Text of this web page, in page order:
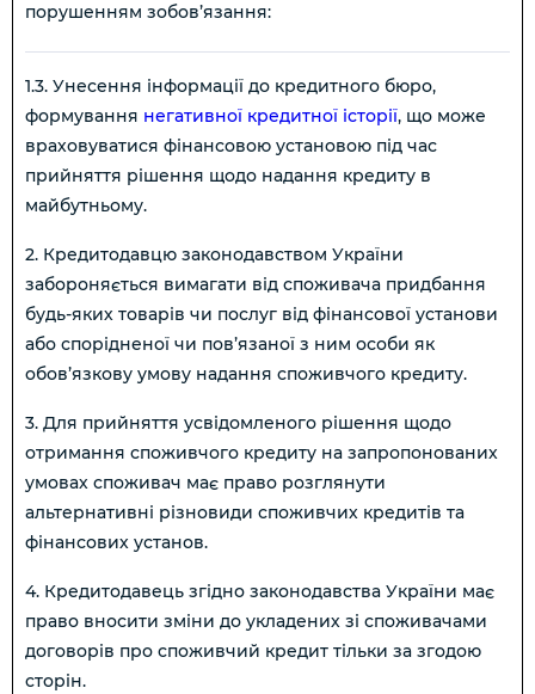
порушенням зобов’язання:
1.3. Унесення інформації до кредитного бюро,
формування негативної кредитної історії, що може
враховуватися фінансовою установою під час
прийняття рішення щодо надання кредиту в
майбутньому.
2. Кредитодавцю законодавством України
забороняється вимагати від споживача придбання
будь-яких товарів чи послуг від фінансової установи
або спорідненої чи пов’язаної з ним особи як
обов’язкову умову надання споживчого кредиту.
3. Для прийняття усвідомленого рішення щодо
отримання споживчого кредиту на запропонованих
умовах споживач має право розглянути
альтернативні різновиди споживчих кредитів та
фінансових установ.
4. Кредитодавець згідно законодавства України має
право вносити зміни до укладених зі споживачами
договорів про споживчий кредит тільки за згодою
сторін.